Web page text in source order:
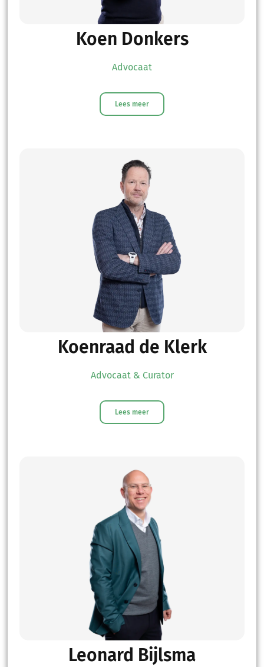
Koen Donkers
Advocaat
Lees meer
Koenraad de Klerk
Advocaat & Curator
Lees meer
Leonard Bijlsma